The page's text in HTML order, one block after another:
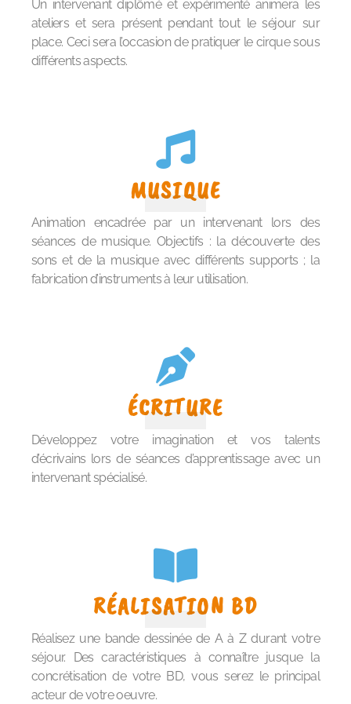
Un intervenant diplômé et expérimenté animera les
ateliers et sera présent pendant tout le séjour sur
place. Ceci sera l’occasion de pratiquer le cirque sous
différents aspects.
MUSIQUE
Animation encadrée par un intervenant lors des
séances de musique. Objectifs : la découverte des
sons et de la musique avec différents supports ; la
fabrication d’instruments à leur utilisation.
ÉCRITURE
Développez votre imagination et vos talents
d’écrivains lors de séances d’apprentissage avec un
intervenant spécialisé.
RÉALISATION BD
Réalisez une bande dessinée de A à Z durant votre
séjour. Des caractéristiques à connaître jusque la
concrétisation de votre BD, vous serez le principal
acteur de votre oeuvre.